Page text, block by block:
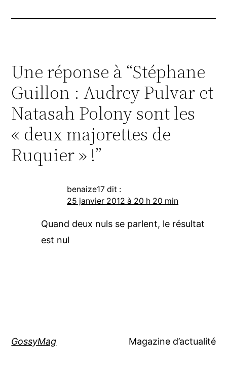
Une réponse à “Stéphane
Guillon : Audrey Pulvar et
Natasah Polony sont les
« deux majorettes de
Ruquier » !”
benaize17 dit :
25 janvier 2012 à 20 h 20 min
Quand deux nuls se parlent, le résultat
est nul
GossyMag Magazine d’actualité